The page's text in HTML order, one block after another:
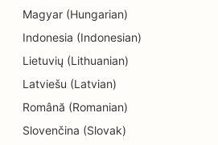
Magyar (Hungarian)
Indonesia (Indonesian)
Lietuvių (Lithuanian)
Latviešu (Latvian)
Română (Romanian)
Slovenčina (Slovak)